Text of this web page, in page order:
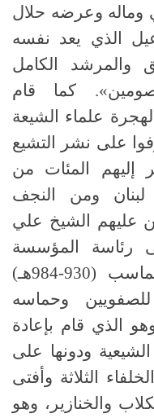
وعرضه حلال
الذي يعد نفسه
والمرشد الكامل
كما قام
علماء الشيعة
على نشر التشيع
إليهم المئات من
ومن النجف
عليهم الشيخ علي
رئاسة المؤسسة
الدينية في عهد الشاه طهماسب (930-984هـ)
وحماسه
الذي قام بإعادة
ودونها على
الثلاثة وأفتى
والخنازير، وهو